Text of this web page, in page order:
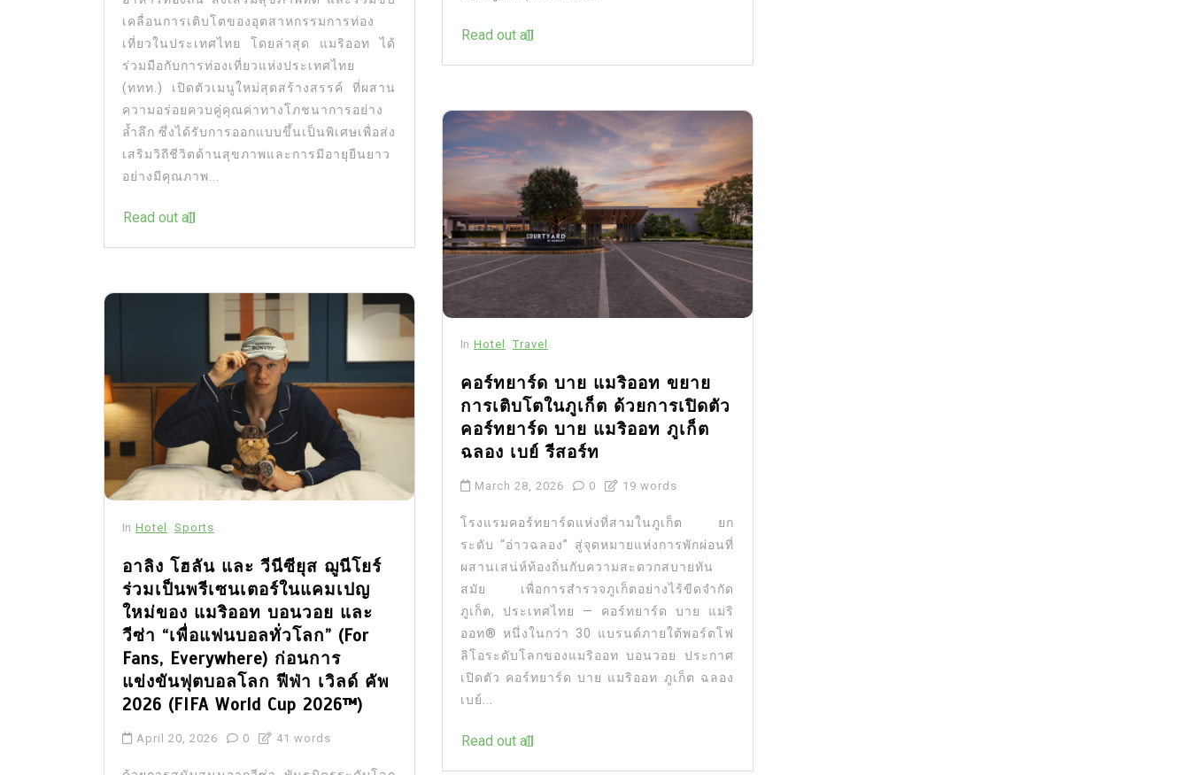
เคลื่อนการเติบโตของอุตสาหกรรมการท่อง
เที่ยวในประเทศไทย โดยล่าสุด แมริออท ได้
ร่วมมือกับการท่องเที่ยวแห่งประเทศไทย
(ททท.) เปิดตัวเมนูใหม่สุดสร้างสรรค์ ที่ผสาน
ความอร่อยควบคู่คุณค่าทางโภชนาการอย่าง
ล้ำลึก ซึ่งได้รับการออกแบบขึ้นเป็นพิเศษเพื่อส่ง
เสริมวิถีชีวิตด้านสุขภาพและการมีอายุยืนยาว
อย่างมีคุณภาพ...
Read out all
In Hotel Sports
อาลิง โฮลัน และ วีนีซียุส ฌูนีโยร์
ร่วมเป็นพรีเซนเตอร์ในแคมเปญ
ใหม่ของ แมริออท บอนวอย และ
วีซ่า “เพื่อแฟนบอลทั่วโลก” (For
Fans, Everywhere) ก่อนการ
แข่งขันฟุตบอลโลก ฟีฟ่า เวิลด์ คัพ
2026 (FIFA World Cup 2026™)
April 20, 2026 0 41 words
Read out all
In Hotel Travel
คอร์ทยาร์ด บาย แมริออท ขยาย
การเติบโตในภูเก็ต ด้วยการเปิดตัว
คอร์ทยาร์ด บาย แมริออท ภูเก็ต
ฉลอง เบย์ รีสอร์ท
March 28, 2026 0 19 words
โรงแรมคอร์ทยาร์ดแห่งที่สามในภูเก็ต ยก
ระดับ “อ่าวฉลอง” สู่จุดหมายแห่งการพักผ่อนที่
ผสานเสน่ห์ท้องถิ่นกับความสะดวกสบายทัน
สมัย เพื่อการสำรวจภูเก็ตอย่างไร้ขีดจำกัด
ภูเก็ต, ประเทศไทย — คอร์ทยาร์ด บาย แมริ
ออท® หนึ่งในกว่า 30 แบรนด์ภายใต้พอร์ตโฟ
ลิโอระดับโลกของแมริออท บอนวอย ประกาศ
เปิดตัว คอร์ทยาร์ด บาย แมริออท ภูเก็ต ฉลอง
เบย์...
Read out all